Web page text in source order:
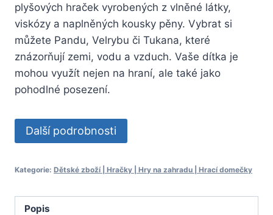
plyšových hraček vyrobených z vlněné látky,
viskózy a naplněných kousky pěny. Vybrat si
můžete Pandu, Velrybu či Tukana, které
znázorňují zemi, vodu a vzduch. Vaše dítka je
mohou využít nejen na hraní, ale také jako
pohodlné posezení.
Další podrobnosti
Kategorie: Dětské zboží | Hračky | Hry na zahradu | Hrací domečky
Popis